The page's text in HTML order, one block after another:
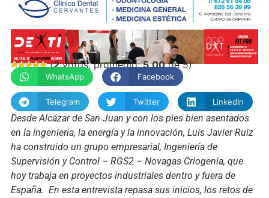
(2votos, promedio:5,00de 5)
WhatsApp Facebook
Telegram Twitter LinkedIn
Desde Alcázar de San Juan y con los pies bien asentados
en la ingeniería, la energía y la innovación, Luis Javier Ruiz
ha construido un grupo empresarial, Ingeniería de
Supervisión y Control – RGS2 – Novagas Criogenia, que
hoy trabaja en proyectos industriales dentro y fuera de
España. En esta entrevista repasa sus inicios, los retos de